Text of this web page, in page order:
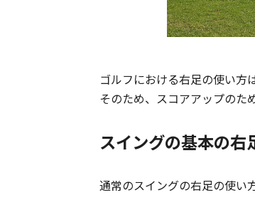
ゴルフにおける右足の使い方
そのため、スコアアップのた
スイングの基本の右
通常のスイングの右足の使い